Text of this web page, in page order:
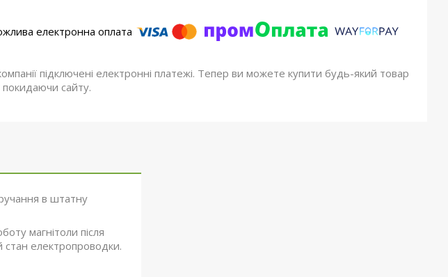
підключені електронні платежі. Тепер ви можете купити будь-який товар
сайту.
в штатну
магнітоли після
стан електропроводки.